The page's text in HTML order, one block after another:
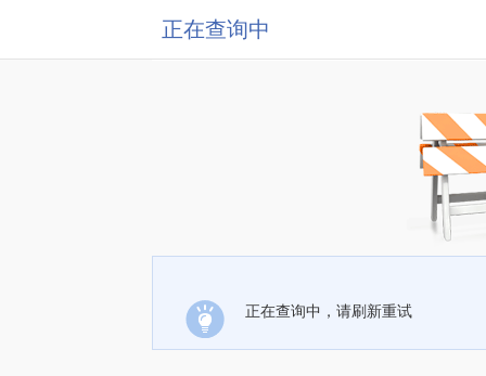
正在查询中
正在查询中，请刷新重试